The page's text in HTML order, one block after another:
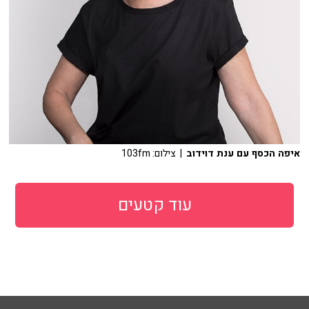
איפה הכסף עם ענת דוידוב | צילום: 103fm
עוד קטעים